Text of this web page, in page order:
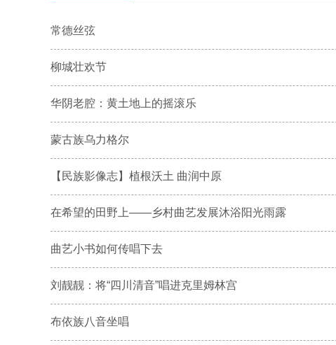
常德丝弦
柳城壮欢节
华阴老腔：黄土地上的摇滚乐
蒙古族乌力格尔
【民族影像志】植根沃土 曲润中原
在希望的田野上——乡村曲艺发展沐浴阳光雨露
曲艺小书如何传唱下去
刘靓靓：将“四川清音”唱进克里姆林宫
布依族八音坐唱